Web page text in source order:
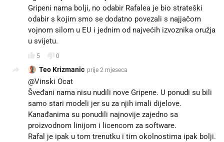
Gripeni nama bolji, no odabir Rafalea je bio strateški
odabir s kojim smo se dodatno povezali s najjačom
vojnom silom u EU i jednim od najvećih izvoznika oružja
u svijetu.
5 0
Teo Krizmanic prije 2 mjeseca
@Vinski Ocat
Šveđani nama nisu nudili nove Gripene. U ponudi su bili
samo stari modeli jer su za njih imali dijelove.
Kanađanima su ponudili najnovije zajedno sa
proizvodnom linijom i licencom za software.
Rafal je ipak u tom trenutku i tim okolnostima ipak bolji.